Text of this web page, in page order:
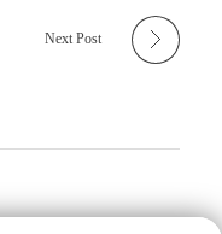
Next Post